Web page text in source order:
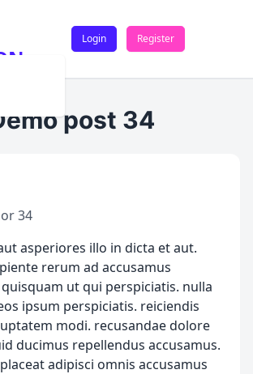
Login Register
post 34
34
asperiores illo in dicta et aut.
rerum ad accusamus
ut qui perspiciatis. nulla
ipsum perspiciatis. reiciendis
modi. recusandae dolore
ducimus repellendus accusamus.
adipisci omnis accusamus